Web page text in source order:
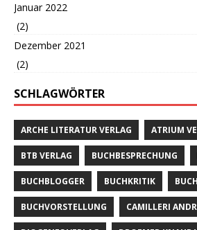
Januar 2022
(2)
Dezember 2021
(2)
SCHLAGWÖRTER
ARCHE LITERATUR VERLAG ATRIUM
BTB VERLAG BUCHBESPRECHUNG
BUCHBLOGGER BUCHKRITIK
BUCHVORSTELLUNG CAMILLERI